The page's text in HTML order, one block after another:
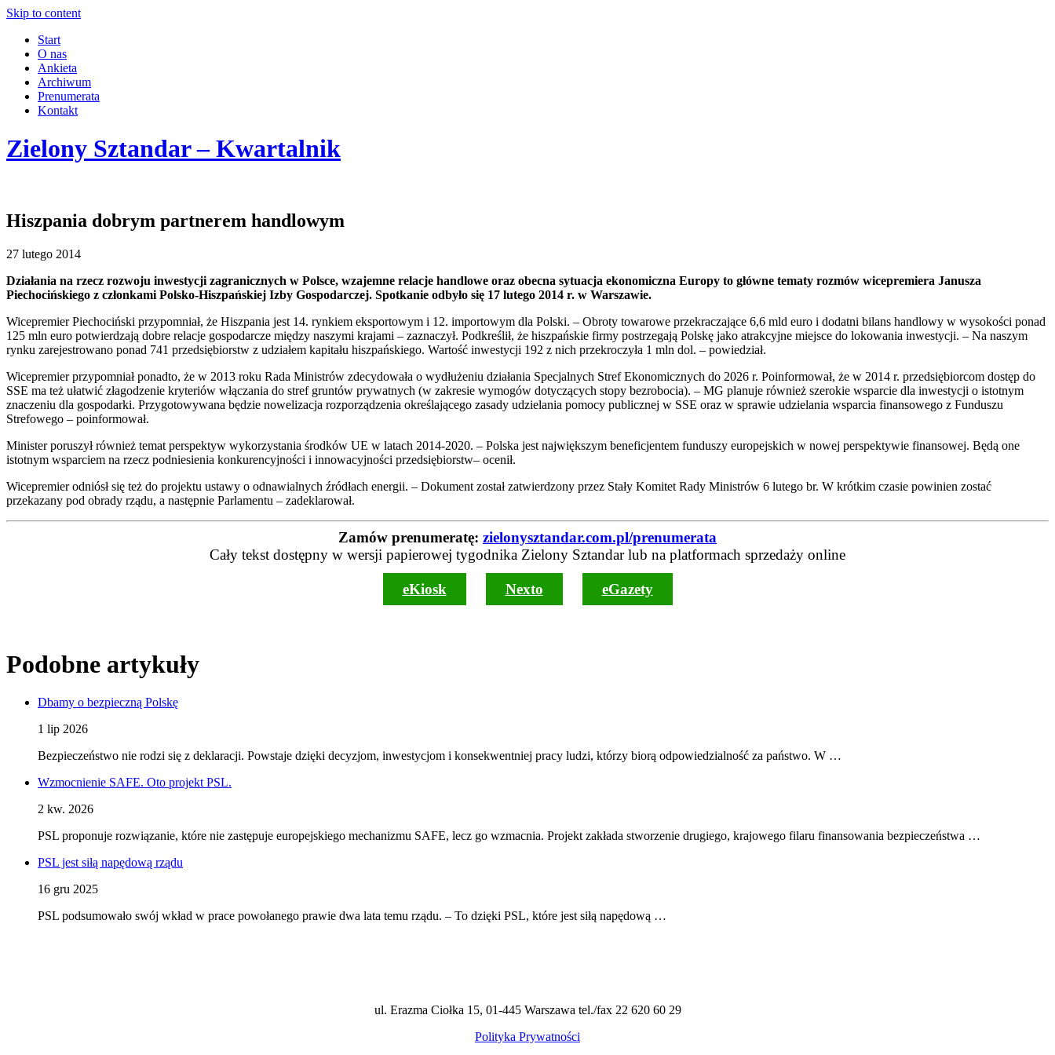
Skip to content
Start
O nas
Ankieta
Archiwum
Prenumerata
Kontakt
Zielony Sztandar – Kwartalnik
Hiszpania dobrym partnerem handlowym
27 lutego 2014
Działania na rzecz rozwoju inwestycji zagranicznych w Polsce, wzajemne relacje handlowe oraz obecna sytuacja ekonomiczna Europy to główne tematy rozmów wicepremiera Janusza
Piechocińskiego z członkami Polsko-Hiszpańskiej Izby Gospodarczej. Spotkanie odbyło się 17 lutego 2014 r. w Warszawie.
Wicepremier Piechociński przypomniał, że Hiszpania jest 14. rynkiem eksportowym i 12. importowym dla Polski. – Obroty towarowe przekraczające 6,6 mld euro i dodatni bilans handlowy w wysokości ponad
125 mln euro potwierdzają dobre relacje gospodarcze między naszymi krajami – zaznaczył. Podkreślił, że hiszpańskie firmy postrzegają Polskę jako atrakcyjne miejsce do lokowania inwestycji. – Na naszym
rynku zarejestrowano ponad 741 przedsiębiorstw z udziałem kapitału hiszpańskiego. Wartość inwestycji 192 z nich przekroczyła 1 mln dol. – powiedział.
Wicepremier przypomniał ponadto, że w 2013 roku Rada Ministrów zdecydowała o wydłużeniu działania Specjalnych Stref Ekonomicznych do 2026 r. Poinformował, że w 2014 r. przedsiębiorcom dostęp do
SSE ma też ułatwić złagodzenie kryteriów włączania do stref gruntów prywatnych (w zakresie wymogów dotyczących stopy bezrobocia). – MG planuje również szerokie wsparcie dla inwestycji o istotnym
znaczeniu dla gospodarki. Przygotowywana będzie nowelizacja rozporządzenia określającego zasady udzielania pomocy publicznej w SSE oraz w sprawie udzielania wsparcia finansowego z Funduszu
Strefowego – poinformował.
Minister poruszył również temat perspektyw wykorzystania środków UE w latach 2014-2020. – Polska jest największym beneficjentem funduszy europejskich w nowej perspektywie finansowej. Będą one
istotnym wsparciem na rzecz podniesienia konkurencyjności i innowacyjności przedsiębiorstw– ocenił.
Wicepremier odniósł się też do projektu ustawy o odnawialnych źródłach energii. – Dokument został zatwierdzony przez Stały Komitet Rady Ministrów 6 lutego br. W krótkim czasie powinien zostać
przekazany pod obrady rządu, a następnie Parlamentu – zadeklarował.
Zamów prenumeratę: zielonysztandar.com.pl/prenumerata
Cały tekst dostępny w wersji papierowej tygodnika Zielony Sztandar lub na platformach sprzedaży online
eKiosk Nexto eGazety
Podobne artykuły
Dbamy o bezpieczną Polskę
1 lip 2026
Bezpieczeństwo nie rodzi się z deklaracji. Powstaje dzięki decyzjom, inwestycjom i konsekwentniej pracy ludzi, którzy biorą odpowiedzialność za państwo. W …
Wzmocnienie SAFE. Oto projekt PSL.
2 kw. 2026
PSL proponuje rozwiązanie, które nie zastępuje europejskiego mechanizmu SAFE, lecz go wzmacnia. Projekt zakłada stworzenie drugiego, krajowego filaru finansowania bezpieczeństwa …
PSL jest siłą napędową rządu
16 gru 2025
PSL podsumowało swój wkład w prace powołanego prawie dwa lata temu rządu. – To dzięki PSL, które jest siłą napędową …
ul. Erazma Ciołka 15, 01-445 Warszawa tel./fax 22 620 60 29
Polityka Prywatności